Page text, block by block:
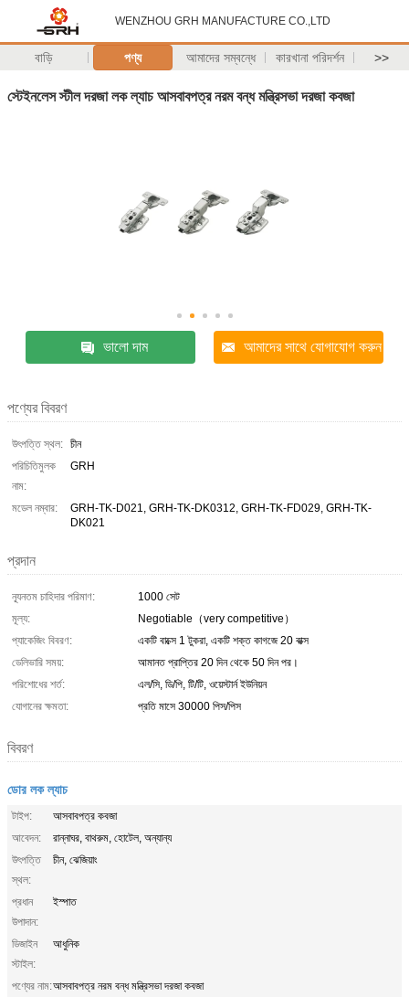
WENZHOU GRH MANUFACTURE CO.,LTD
বাড়ি পণ্য আমাদের সম্বন্ধে কারখানা পরিদর্শন >>
স্টেইনলেস স্টীল দরজা লক ল্যাচ আসবাবপত্র নরম বন্ধ মন্ত্রিসভা দরজা কবজা
ভালো দাম আমাদের সাথে যোগাযোগ করুন
পণ্যের বিবরণ
উৎপত্তি স্থল: চীন
পরিচিতিমুলক
নাম:
GRH
মডেল নম্বার:
GRH-TK-D021, GRH-TK-DK0312, GRH-TK-FD029, GRH-TK-
DK021
প্রদান
ন্যূনতম চাহিদার পরিমাণ:
1000 সেট
মূল্য:
Negotiable（very competitive）
প্যাকেজিং বিবরণ:
একটি বাক্সে 1 টুকরা, একটি শক্ত কাগজে 20 বাক্স
ডেলিভারি সময়:
আমানত প্রাপ্তির 20 দিন থেকে 50 দিন পর।
পরিশোধের শর্ত:
এল/সি, ডি/পি, টি/টি, ওয়েস্টার্ন ইউনিয়ন
যোগানের ক্ষমতা:
প্রতি মাসে 30000 পিস/পিস
বিবরণ
ডোর লক ল্যাচ
টাইপ:
আসবাবপত্র কবজা
আবেদন:
রান্নাঘর, বাথরুম, হোটেল, অন্যান্য
উৎপত্তি
স্থল:
চীন, ঝেজিয়াং
প্রধান
উপাদান:
ইস্পাত
ডিজাইন
স্টাইল:
আধুনিক
পণ্যের নাম:আসবাবপত্র নরম বন্ধ মন্ত্রিসভা দরজা কবজা